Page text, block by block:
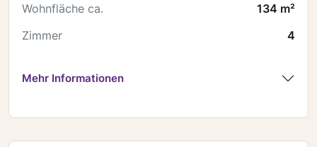
Wohnfläche ca.
134 m²
Zimmer
4
Mehr Informationen